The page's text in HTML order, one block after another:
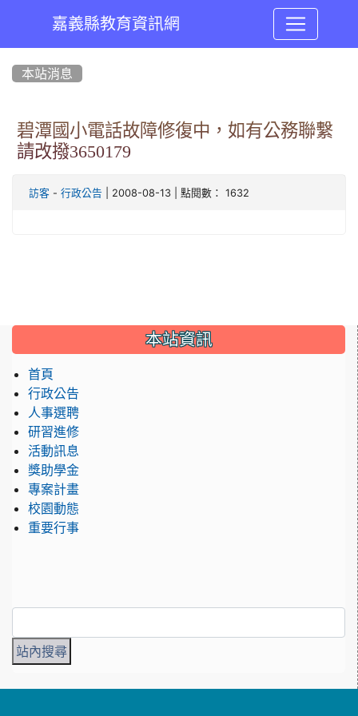
嘉義縣教育資訊網
本站消息
碧潭國小電話故障修復中，如有公務聯繫
請改撥3650179
訪客 - 行政公告 | 2008-08-13 | 點閱數： 1632
::: 本站資訊
首頁
行政公告
人事選聘
研習進修
活動訊息
獎助學金
專案計畫
校園動態
重要行事